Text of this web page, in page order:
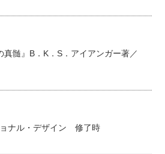
真髄』B．K．S．アイアンガー著／
ョナル・デザイン 修了時